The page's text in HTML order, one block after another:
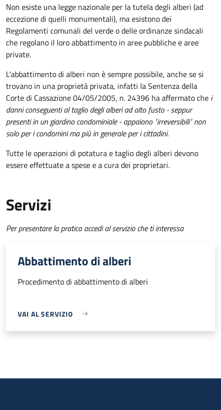
Non esiste una legge nazionale per la tutela degli alberi (ad
eccezione di quelli monumentali), ma esistono dei
Regolamenti comunali del verde o delle ordinanze sindacali
che regolano il loro abbattimento in aree pubbliche e aree
private.
L'abbattimento di alberi non è sempre possibile, anche se si
trovano in una proprietà privata, infatti la Sentenza della
Corte di Cassazione 04/05/2005, n. 24396 ha affermato che i
danni conseguenti al taglio degli alberi ad alto fusto - seppur
presenti in un giardino condominiale - appaiono "irreversibili" non
solo per i condomini ma più in generale per i cittadini.
Tutte le operazioni di potatura e taglio degli alberi devono
essere effettuate a spese e a cura dei proprietari.
Servizi
Per presentare la pratica accedi al servizio che ti interessa
Abbattimento di alberi
Procedimento di abbattimento di alberi
VAI AL SERVIZIO